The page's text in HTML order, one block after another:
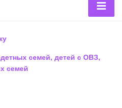
семей, детей с ОВЗ,
семей